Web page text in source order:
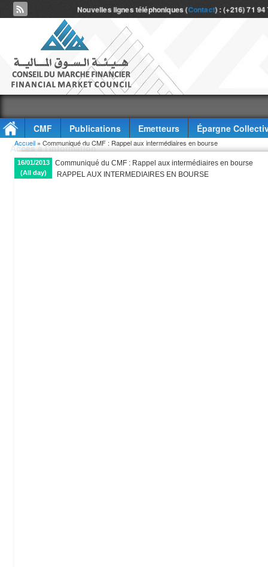
Nouvelles lignes téléphoniques (Contact) : (+216) 71
CMF Publications Emetteurs
Épargne
Accès à l'information
Vous êtes ici
Accueil » Communiqué du CMF : Rappel aux intermédiaires en bourse
16/01/2013
(All day)
Communiqué du CMF : Rappel aux intermédiaires en bourse
RAPPEL AUX INTERMEDIAIRES EN BOURSE